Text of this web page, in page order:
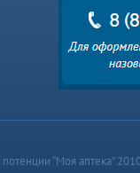
“Моя аптека”